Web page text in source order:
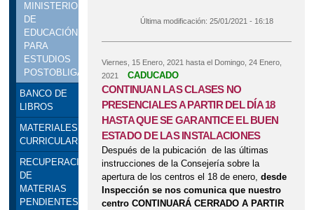
CURSO 2021-2022
FIRST LEGO LEAGUE. TOLEDO 11 DE
FEBRERO DE 2017
FONDO SOCIAL EUROPEO
UNIVERSIDAD DE CASTILLA-LA MANCHA.
MINISTERIO
DE
EDUCACIÓN
PARA
ESTUDIOS
POSTOBLIGATORIOS.
BANCO DE
LIBROS
MATERIALES
CURRICULARES
RECUPERACIÓN
DE
MATERIAS
PENDIENTES
DE ENERO
Última modificación: 25/01/2021 - 16:18
Viernes, 15 Enero, 2021 hasta el Domingo, 24 Enero,
2021
CADUCADO
CONTINUAN LAS CLASES NO
PRESENCIALES A PARTIR DEL DÍA 18
HASTA QUE SE GARANTICE EL BUEN
ESTADO DE LAS INSTALACIONES
Después de la pubicación de las últimas
instrucciones de la Consejería sobre la
apertura de los centros el 18 de enero, desde
Inspección se nos comunica que nuestro
centro CONTINUARÁ CERRADO A PARTIR